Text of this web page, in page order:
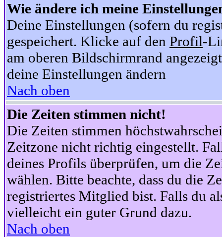
Wie ändere ich meine
Deine Einstellungen (sofern du
gespeichert. Klicke auf den Profil-
am oberen Bildschirmrand
deine Einstellungen ändern
Nach oben
Die Zeiten stimmen nicht!
Die Zeiten stimmen
Zeitzone nicht richtig eingestellt.
deines Profils überprüfen, um die
wählen. Bitte beachte, dass du die
registriertes Mitglied bist. Falls du
vielleicht ein guter Grund dazu.
Nach oben